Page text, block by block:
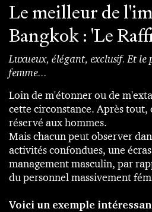
Le meilleur de
Bangkok : 'Le
Luxueux, élégant, exclusif. Et le
femme...
Loin de m'étonner ou de
cette circonstance. Après tout,
réservé aux hommes.
Mais chacun peut observer
activités confondues, une
management masculin, par
du personnel massivement
Voici un exemple